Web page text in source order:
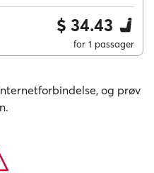
$ 34.43
for 1 passager
og prøv